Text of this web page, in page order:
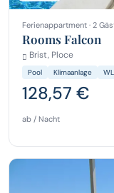
Ferienappartment · 2
Rooms Falcon
Brist, Ploce
Pool Klimaanlage
128,57 €
ab / Nacht